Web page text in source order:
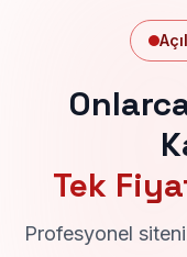
Tek
Profesyonel